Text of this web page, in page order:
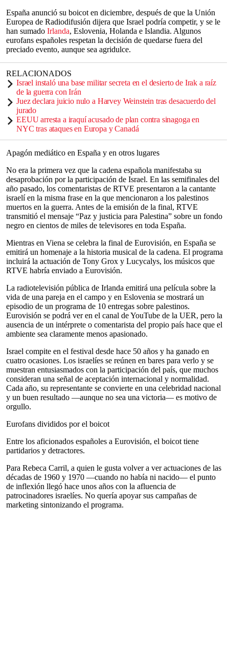
España anunció su boicot en diciembre, después de que la Unión
Europea de Radiodifusión dijera que Israel podría competir, y se le
han sumado Irlanda, Eslovenia, Holanda e Islandia. Algunos
eurofans españoles respetan la decisión de quedarse fuera del
preciado evento, aunque sea agridulce.
RELACIONADOS
Israel instaló una base militar secreta en el desierto de Irak a raíz
de la guerra con Irán
Juez declara juicio nulo a Harvey Weinstein tras desacuerdo del
jurado
EEUU arresta a iraquí acusado de plan contra sinagoga en
NYC tras ataques en Europa y Canadá
Apagón mediático en España y en otros lugares
No era la primera vez que la cadena española manifestaba su
desaprobación por la participación de Israel. En las semifinales del
año pasado, los comentaristas de RTVE presentaron a la cantante
israelí en la misma frase en la que mencionaron a los palestinos
muertos en la guerra. Antes de la emisión de la final, RTVE
transmitió el mensaje “Paz y justicia para Palestina” sobre un fondo
negro en cientos de miles de televisores en toda España.
Mientras en Viena se celebra la final de Eurovisión, en España se
emitirá un homenaje a la historia musical de la cadena. El programa
incluirá la actuación de Tony Grox y Lucycalys, los músicos que
RTVE habría enviado a Eurovisión.
La radiotelevisión pública de Irlanda emitirá una película sobre la
vida de una pareja en el campo y en Eslovenia se mostrará un
episodio de un programa de 10 entregas sobre palestinos.
Eurovisión se podrá ver en el canal de YouTube de la UER, pero la
ausencia de un intérprete o comentarista del propio país hace que el
ambiente sea claramente menos apasionado.
Israel compite en el festival desde hace 50 años y ha ganado en
cuatro ocasiones. Los israelíes se reúnen en bares para verlo y se
muestran entusiasmados con la participación del país, que muchos
consideran una señal de aceptación internacional y normalidad.
Cada año, su representante se convierte en una celebridad nacional
y un buen resultado —aunque no sea una victoria— es motivo de
orgullo.
Eurofans divididos por el boicot
Entre los aficionados españoles a Eurovisión, el boicot tiene
partidarios y detractores.
Para Rebeca Carril, a quien le gusta volver a ver actuaciones de las
décadas de 1960 y 1970 —cuando no había ni nacido— el punto
de inflexión llegó hace unos años con la afluencia de
patrocinadores israelíes. No quería apoyar sus campañas de
marketing sintonizando el programa.